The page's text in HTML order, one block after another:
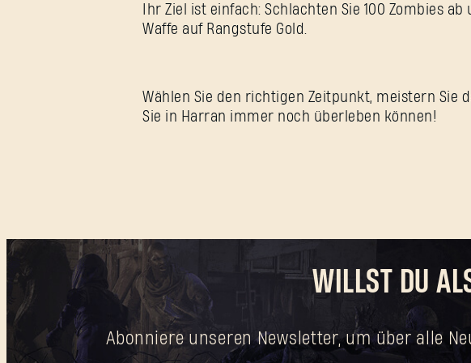
Ihr Ziel ist einfach: Schlachten Sie 100 Zombies
Waffe auf Rangstufe Gold.
Wählen Sie den richtigen Zeitpunkt, meistern Sie
Sie in Harran immer noch überleben können!
WILLST DU
Abonniere unseren Newsletter, um über alle